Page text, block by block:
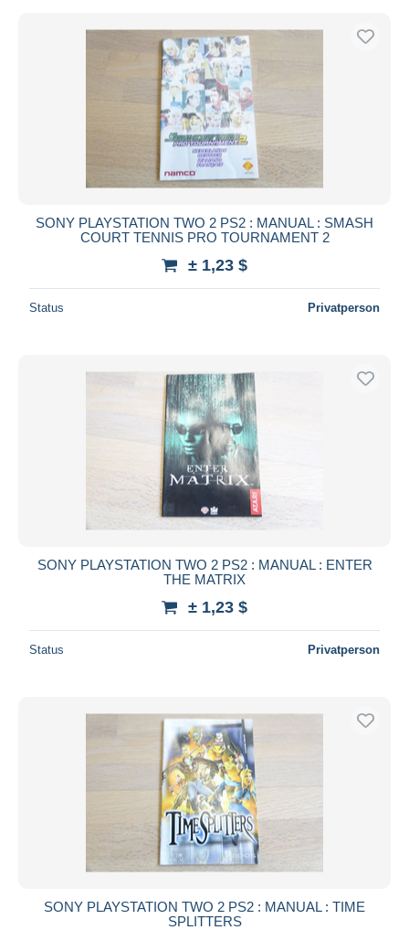
SONY PLAYSTATION TWO 2 PS2 : MANUAL : SMASH
COURT TENNIS PRO TOURNAMENT 2
± 1,23 $
Status Privatperson
SONY PLAYSTATION TWO 2 PS2 : MANUAL : ENTER
THE MATRIX
± 1,23 $
Status Privatperson
SONY PLAYSTATION TWO 2 PS2 : MANUAL : TIME
SPLITTERS